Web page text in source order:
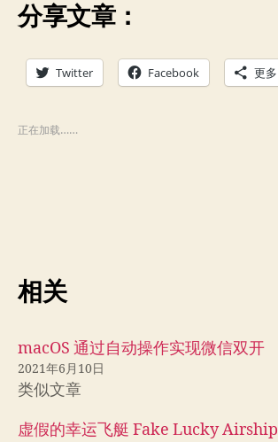
分享文章：
Twitter Facebook 更多
正在加载……
相关
macOS 通过自动操作实现微信双开
2021年6月10日
类似文章
虚假的幸运飞艇 Fake Lucky Airship